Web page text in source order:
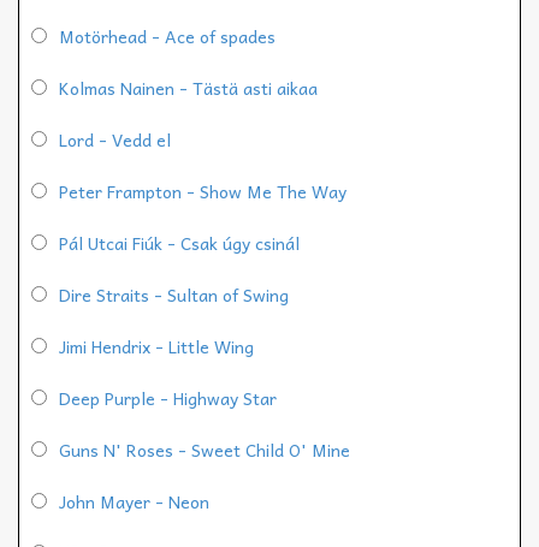
Motörhead - Ace of spades
Kolmas Nainen - Tästä asti aikaa
Lord - Vedd el
Peter Frampton - Show Me The Way
Pál Utcai Fiúk - Csak úgy csinál
Dire Straits - Sultan of Swing
Jimi Hendrix - Little Wing
Deep Purple - Highway Star
Guns N' Roses - Sweet Child O' Mine
John Mayer - Neon